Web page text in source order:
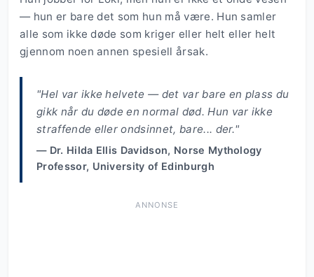
— hun er bare det som hun må være. Hun samler
alle som ikke døde som kriger eller helt eller helt
gjennom noen annen spesiell årsak.
"Hel var ikke helvete — det var bare en plass du
gikk når du døde en normal død. Hun var ikke
straffende eller ondsinnet, bare... der."
— Dr. Hilda Ellis Davidson, Norse Mythology
Professor, University of Edinburgh
ANNONSE